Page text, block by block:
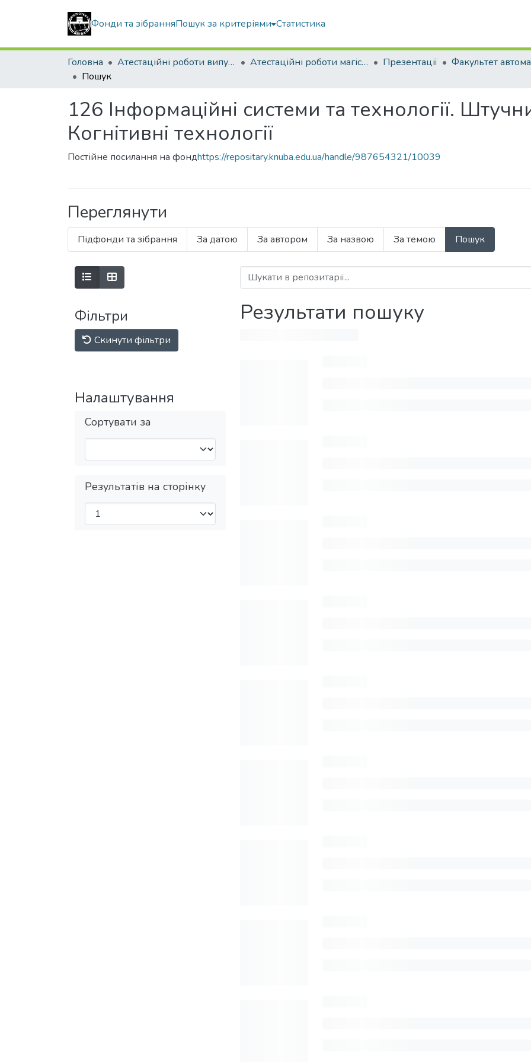
Фонди та зібранняПошук за критеріями Статистика
Головна Атестаційні роботи випускників Атестаційні роботи магістрів Презентації
Пошук
126 Інформаційні системи та технології.
Когнітивні технології
Постійне посилання на фондhttps://repositary.knuba.edu.ua/handle/987654321/10039
Переглянути
Підфонди та зібрання За датою За автором За назвою За темою Пошук
Фільтри
Скинути фільтри
Налаштування
Сортувати за
Результатів на сторінку
Результати пошуку